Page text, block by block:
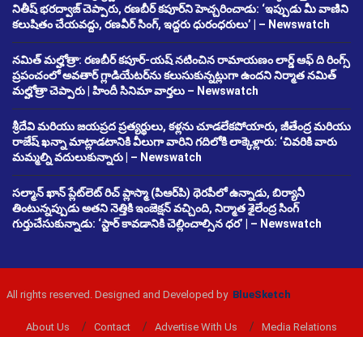
నితీష్ భరద్వాజ్ చెప్పారు, రణబీర్ కపూర్‌ని హెచ్చరించాడు: ‘ఇప్పుడు మీ వాణిని
కలుషితం చేయవద్దు, రణవీర్ సింగ్, ఇద్దరు ధురంధరులు’ | – Newswatch
నమిత్ మల్హోత్రా: రణబీర్ కపూర్-యష్ నటించిన రామాయణం లార్డ్ ఆఫ్ ది రింగ్స్
ప్రపంచంలో అవతార్ గ్లాడియేటర్‌ను కలుసుకున్నట్లుగా ఉందని నిర్మాత నమిత్
మల్హోత్రా చెప్పారు | హిందీ సినిమా వార్తలు – Newswatch
శ్రీదేవి మరియు జయప్రద ప్రత్యర్థులు, కళ్లను చూడలేకపోయారు, జీతేంద్ర మరియు
రాజేష్ ఖన్నా మాట్లాడటానికి వీలుగా వారిని గదిలోకి లాక్కెళ్లారు: ‘చివరికి వారు
మమ్మల్ని వదులుకున్నారు | – Newswatch
సల్మాన్ ఖాన్ ప్లేట్‌లెట్ రిచ్ ప్లాస్మా (పిఆర్‌పి) థెరపీలో ఉన్నాడు, బిర్యానీ
తింటున్నప్పుడు అతని నెత్తికి ఇంజెక్షన్ వచ్చింది, నిర్మాత శైలేంద్ర సింగ్
గుర్తుచేసుకున్నాడు: ‘స్టార్ కావడానికి చెల్లించాల్సిన ధర’ | – Newswatch
All rights reserved. Designed and Developed by BlueSketch
About Us Contact Advertise With Us Media Relations